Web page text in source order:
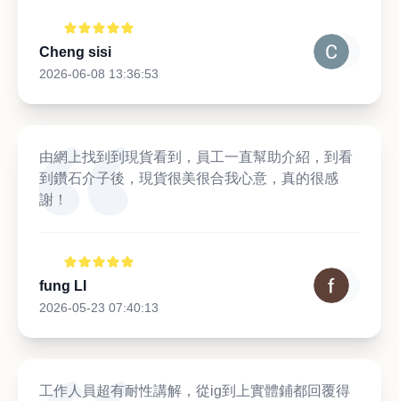
Cheng sisi
2026-06-08 13:36:53
由網上找到到現貨看到，員工一直幫助介紹，到看
到鑽石介子後，現貨很美很合我心意，真的很感
謝！
fung LI
2026-05-23 07:40:13
工作人員超有耐性講解，從ig到上實體鋪都回覆得